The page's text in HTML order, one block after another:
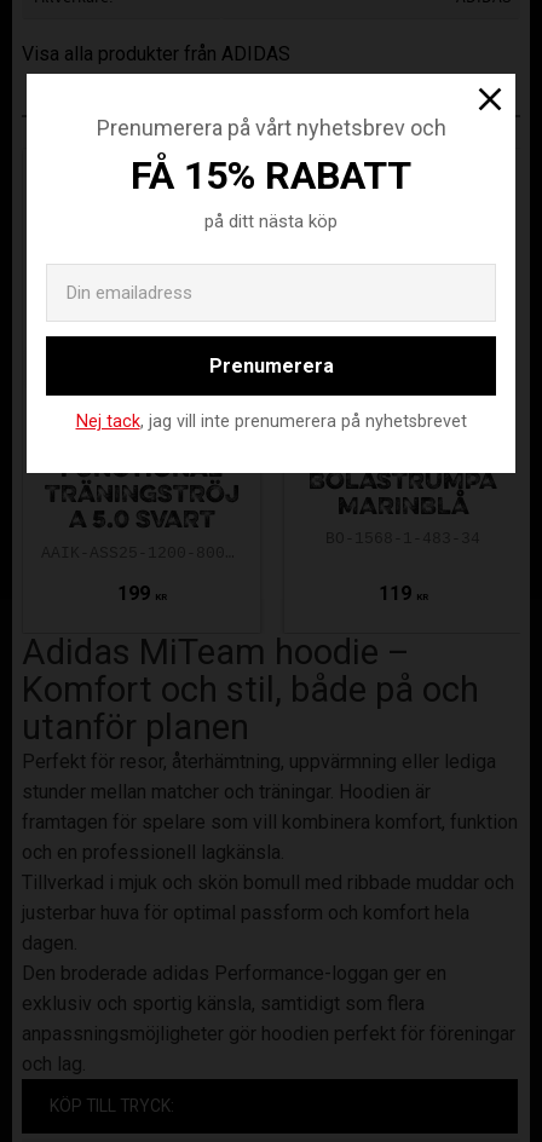
Visa alla produkter från ADIDAS
ANDRA KÖPTE ÄVEN
FUNCTIONAL
TRÄNINGSTRÖJ
A 5.0 SVART
199 KR
BOLASTRUMPA
MARINBLÅ
119 KR
Adidas MiTeam hoodie –
Komfort och stil, både på och
utanför planen
Perfekt för resor, återhämtning, uppvärmning eller lediga
stunder mellan matcher och träningar. Hoodien är
framtagen för spelare som vill kombinera komfort, funktion
och en professionell lagkänsla.
Tillverkad i mjuk och skön bomull med ribbade muddar och
justerbar huva för optimal passform och komfort hela
dagen.
Den broderade adidas Performance-loggan ger en
exklusiv och sportig känsla, samtidigt som flera
anpassningsmöjligheter gör hoodien perfekt för föreningar
och lag.
KÖP TILL TRYCK:
Prenumerera på vårt nyhetsbrev och
FÅ 15% RABATT
på ditt nästa köp
Prenumerera
Nej tack, jag vill inte prenumerera på nyhetsbrevet